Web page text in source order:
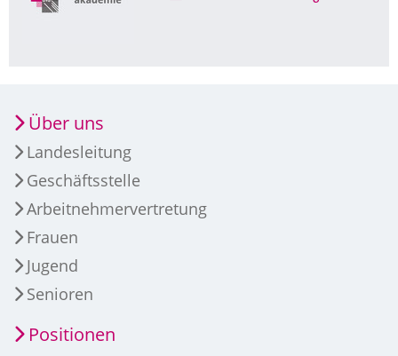
Über uns
Landesleitung
Geschäftsstelle
Arbeitnehmervertretung
Frauen
Jugend
Senioren
Positionen